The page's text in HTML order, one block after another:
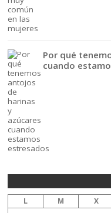
Por qué
cuando
L M X